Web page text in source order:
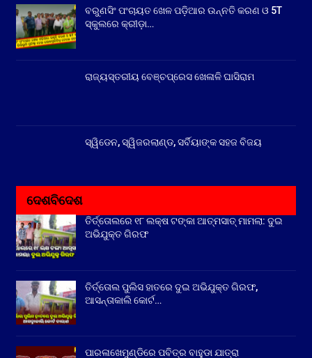
ବରୁଣସିଂ ପଂଚାୟତ ଖେଳ ପଡ଼ିଆର ଉନ୍ନତି କରଣ ଓ 5T
ସ୍କୁଲରେ କ୍ରୀଡ଼ା…
ରାଜ୍ୟସ୍ତରୀୟ ବେଞ୍ଚପ୍ରେସ ଖେଳାଳି ଘାସିରାମ
ସ୍ୱିଡେନ, ସ୍ୱିଜରଲାଣ୍ଡ, ସର୍ବିୟାଙ୍କ ସହଜ ବିଜୟ
ଦେଶବିଦେଶ
ତିର୍ତ୍ତୋଲରେ ୧୮ ଲକ୍ଷ ଟଙ୍କା ଆତ୍ମସାତ୍ ମାମଲା: ଦୁଇ
ଅଭିଯୁକ୍ତ ଗିରଫ
ତିର୍ତ୍ତୋଲ ପୁଲିସ ହାତରେ ଦୁଇ ଅଭିଯୁକ୍ତ ଗିରଫ,
ଆସନ୍ତାକାଲି କୋର୍ଟ…
ପାରଳାଖେମୁଣ୍ଡିରେ ପବିତ୍ର ବାହୁଡା ଯାତ୍ରା